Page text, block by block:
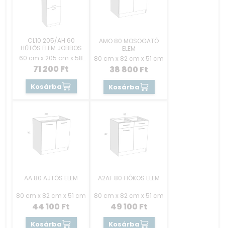
CL10 205/AH 60
HŰTŐS ELEM JOBBOS
60 cm x 205 cm x 58
cm
71 200 Ft
Kosárba
AMO 80 MOSOGATÓ
ELEM
80 cm x 82 cm x 51 cm
38 800 Ft
Kosárba
AA 80 AJTÓS ELEM
80 cm x 82 cm x 51 cm
44 100 Ft
Kosárba
A2AF 80 FIÓKOS ELEM
80 cm x 82 cm x 51 cm
49 100 Ft
Kosárba